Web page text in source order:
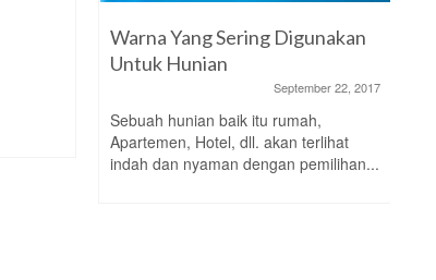
Warna Yang Sering Digunakan
Untuk Hunian
September 22, 2017
Sebuah hunian baik itu rumah,
Apartemen, Hotel, dll. akan terlihat
indah dan nyaman dengan pemilihan...